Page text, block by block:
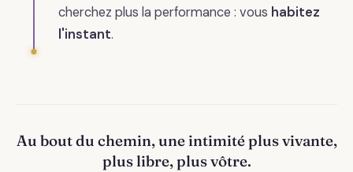
cherchez plus la performance : vous habitez
l'instant.
Au bout du chemin, une intimité plus vivante,
plus libre, plus vôtre.